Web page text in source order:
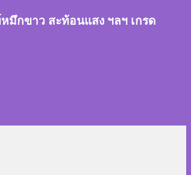
มึกขาว สะท้อนแสง ฯลฯ เกรด